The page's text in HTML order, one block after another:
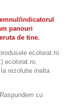
indicatorul
panouri
de tine.
ecolorat.ro
ecolorat.ro.
rezolutie inalta
cu